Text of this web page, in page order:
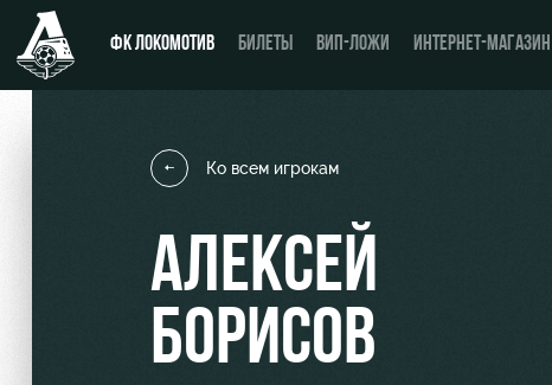
ФК ЛОКОМОТИВ БИЛЕТЫ ВИП-ЛОЖИ ИНТЕРНЕТ-МАГАЗИН
Календарь
Турнирная таблица
День матча
Купить билет
ВИП-ЛОЖИ
Ко всем игрокам
АЛЕКСЕЙ
БОРИСОВ